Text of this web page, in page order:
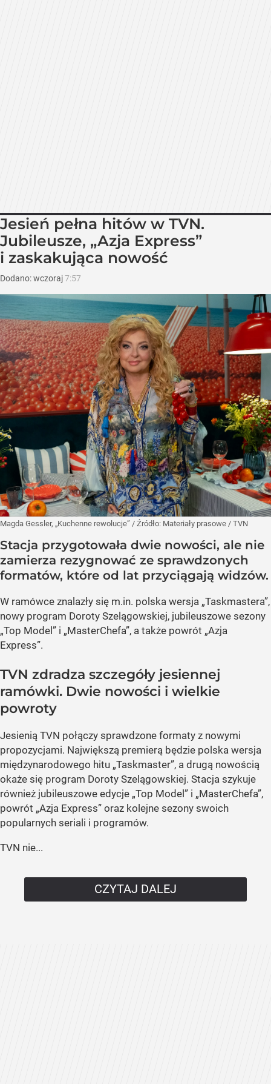
Jesień pełna hitów w TVN.
Jubileusze, „Azja Express”
i zaskakująca nowość
Dodano:wczoraj7:57
Magda Gessler, „Kuchenne rewolucje” / Źródło: Materiały prasowe / TVN
Stacja przygotowała dwie nowości, ale nie
zamierza rezygnować ze sprawdzonych
formatów, które od lat przyciągają widzów.
W ramówce znalazły się m.in. polska wersja „Taskmastera”,
nowy program Doroty Szelągowskiej, jubileuszowe sezony
„Top Model” i „MasterChefa”, a także powrót „Azja
Express”.
TVN zdradza szczegóły jesiennej
ramówki. Dwie nowości i wielkie
powroty
Jesienią TVN połączy sprawdzone formaty z nowymi
propozycjami. Największą premierą będzie polska wersja
międzynarodowego hitu „Taskmaster”, a drugą nowością
okaże się program Doroty Szelągowskiej. Stacja szykuje
również jubileuszowe edycje „Top Model” i „MasterChefa”,
powrót „Azja Express” oraz kolejne sezony swoich
popularnych seriali i programów.
TVN nie...
CZYTAJ DALEJ